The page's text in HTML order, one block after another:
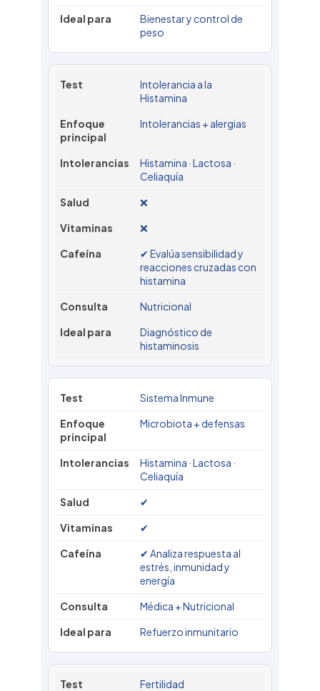
Bienestar y control de
peso
Intolerancia a la
Histamina
Intolerancias + alergias
Histamina · Lactosa ·
Celiaquía
❌
❌
✔ Evalúa sensibilidad y
reacciones cruzadas con
histamina
Nutricional
Diagnóstico de
histaminosis
Sistema Inmune
Microbiota + defensas
Histamina · Lactosa ·
Celiaquía
✔
✔
✔ Analiza respuesta al
estrés, inmunidad y
energía
Médica + Nutricional
Refuerzo inmunitario
Fertilidad